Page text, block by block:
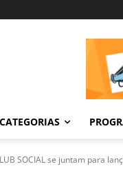
CATEGORIAS
SOCIAL se juntam para